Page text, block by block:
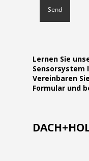
Lernen Sie
Sensorsystem
Vereinbaren
Formular und